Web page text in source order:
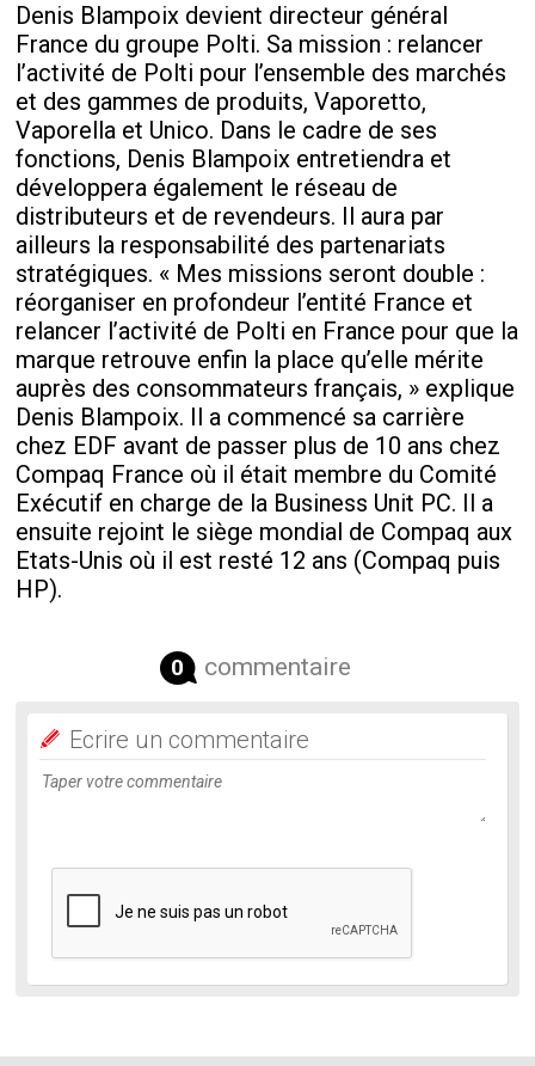
Denis Blampoix devient directeur général
France du groupe Polti. Sa mission : relancer
l’activité de Polti pour l’ensemble des marchés
et des gammes de produits, Vaporetto,
Vaporella et Unico. Dans le cadre de ses
fonctions, Denis Blampoix entretiendra et
développera également le réseau de
distributeurs et de revendeurs. Il aura par
ailleurs la responsabilité des partenariats
stratégiques. « Mes missions seront double :
réorganiser en profondeur l’entité France et
relancer l’activité de Polti en France pour que la
marque retrouve enfin la place qu’elle mérite
auprès des consommateurs français, » explique
Denis Blampoix. Il a commencé sa carrière
chez EDF avant de passer plus de 10 ans chez
Compaq France où il était membre du Comité
Exécutif en charge de la Business Unit PC. Il a
ensuite rejoint le siège mondial de Compaq aux
Etats-Unis où il est resté 12 ans (Compaq puis
HP).
0 commentaire
Ecrire un commentaire